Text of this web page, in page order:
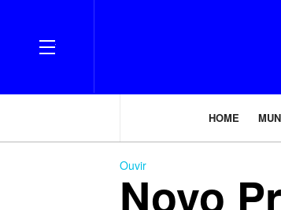
OFF CANVAS
HOME
Ouvir
Novo